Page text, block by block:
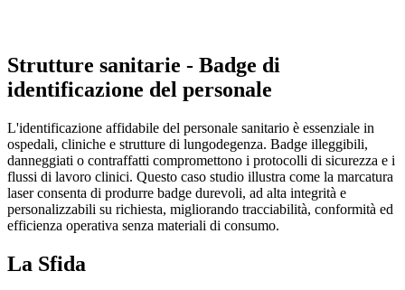
Strutture sanitarie - Badge di
identificazione del personale
L'identificazione affidabile del personale sanitario è essenziale in
ospedali, cliniche e strutture di lungodegenza. Badge illeggibili,
danneggiati o contraffatti compromettono i protocolli di sicurezza e i
flussi di lavoro clinici. Questo caso studio illustra come la marcatura
laser consenta di produrre badge durevoli, ad alta integrità e
personalizzabili su richiesta, migliorando tracciabilità, conformità ed
efficienza operativa senza materiali di consumo.
La Sfida